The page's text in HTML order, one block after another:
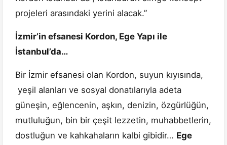
projeleri arasındaki yerini alacak.”
İzmir’in efsanesi Kordon, Ege Yapı ile
İstanbul’da…
Bir İzmir efsanesi olan Kordon, suyun kıyısında,
yeşil alanları ve sosyal donatılarıyla adeta
güneşin, eğlencenin, aşkın, denizin, özgürlüğün,
mutluluğun, bin bir çeşit lezzetin, muhabbetlerin,
dostluğun ve kahkahaların kalbi gibidir… Ege